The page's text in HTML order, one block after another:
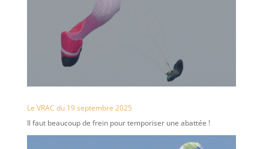
Le VRAC du 19 septembre 2025
Il faut beaucoup de frein pour temporiser une abattée !